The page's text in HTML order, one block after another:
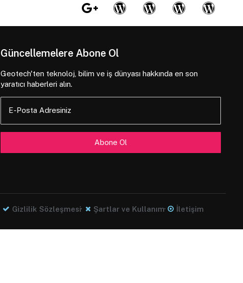
Güncellemelere Abone Ol
Geotech'ten teknoloj, bilim ve iş dünyası hakkında en son
yaratıcı haberleri alın.
E-Posta Adresiniz
Gizlilik Sözleşmesi Şartlar ve Kullanım İletişim